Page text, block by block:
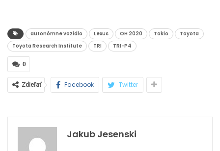
autonómne vozidlo Lexus OH 2020 Tokio
Toyota
Toyota Research Institute
TRI TRI-P4
0
Zdieľať Facebook Twitter
Jakub Jesenski